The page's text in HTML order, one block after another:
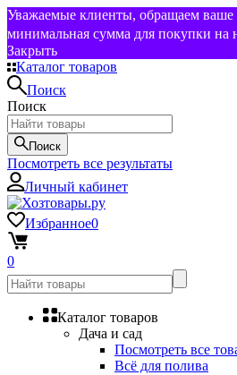
Уважаемые клиенты, обращаем ваше
минимальная сумма для покупки на
Закрыть
Каталог товаров
Поиск
Поиск
Поиск
Посмотреть все результаты
Личный кабинет
Избранное0
0
Каталог товаров
Дача и сад
Посмотреть все
Всё для полива